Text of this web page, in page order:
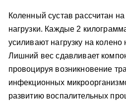
Коленный сустав рассчитан
нагрузки. Каждые 2
усиливают нагрузку на
Лишний вес сдавливает
провоцируя возникновение
инфекционных
развитию воспалительных